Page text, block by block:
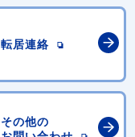
転居連絡
その他の